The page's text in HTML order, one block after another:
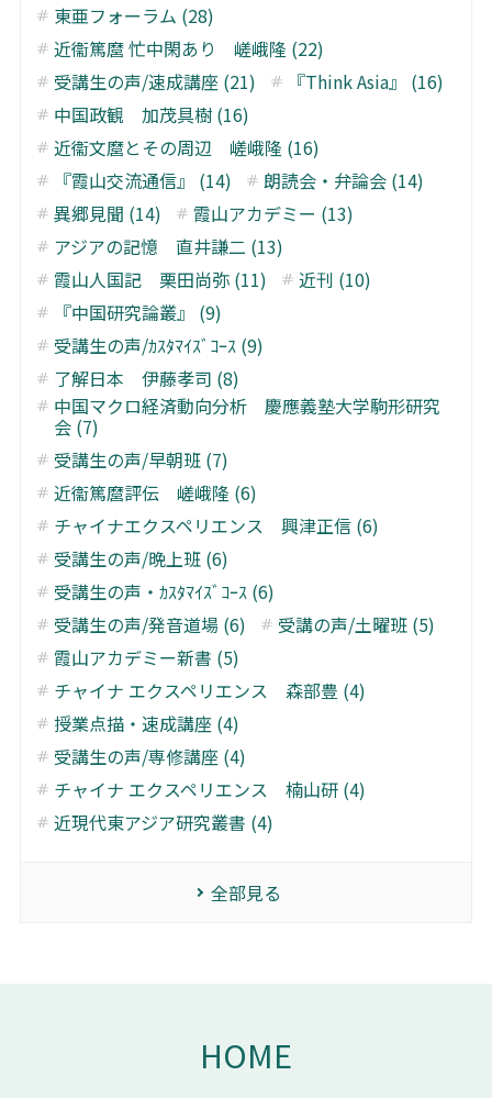
東亜フォーラム (28)
近衞篤麿 忙中閑あり 嵯峨隆 (22)
受講生の声/速成講座 (21)
『Think Asia』 (16)
中国政観 加茂具樹 (16)
近衞文麿とその周辺 嵯峨隆 (16)
『霞山交流通信』 (14)
朗読会・弁論会 (14)
異郷見聞 (14)
霞山アカデミー (13)
アジアの記憶 直井謙二 (13)
霞山人国記 栗田尚弥 (11)
近刊 (10)
『中国研究論叢』 (9)
受講生の声/ｶｽﾀﾏｲｽﾞｺｰｽ (9)
了解日本 伊藤孝司 (8)
中国マクロ経済動向分析 慶應義塾大学駒形研究
会 (7)
受講生の声/早朝班 (7)
近衞篤麿評伝 嵯峨隆 (6)
チャイナエクスペリエンス 興津正信 (6)
受講生の声/晩上班 (6)
受講生の声・ｶｽﾀﾏｲｽﾞｺｰｽ (6)
受講生の声/発音道場 (6)
受講の声/土曜班 (5)
霞山アカデミー新書 (5)
チャイナ エクスペリエンス 森部豊 (4)
授業点描・速成講座 (4)
受講生の声/専修講座 (4)
チャイナ エクスペリエンス 楠山研 (4)
近現代東アジア研究叢書 (4)
全部見る
HOME